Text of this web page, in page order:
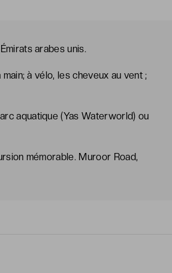
arabes unis.
à vélo, les cheveux au vent ;
aquatique (Yas Waterworld) ou
mémorable. Muroor Road,